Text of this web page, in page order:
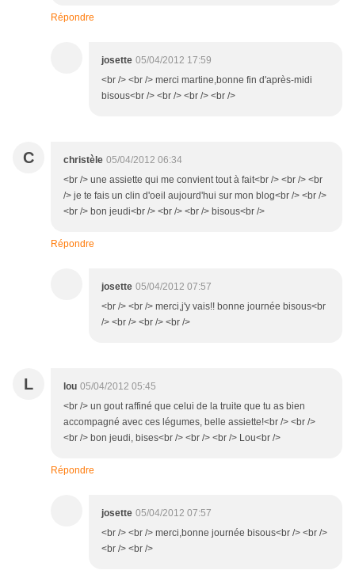
Répondre
josette 05/04/2012 17:59
<br /> <br /> merci martine,bonne fin d'après-midi
bisous<br /> <br /> <br /> <br />
C christèle 05/04/2012 06:34
<br /> une assiette qui me convient tout à fait<br /> <br /> <br
/> je te fais un clin d'oeil aujourd'hui sur mon blog<br /> <br />
<br /> bon jeudi<br /> <br /> <br /> bisous<br />
Répondre
josette 05/04/2012 07:57
<br /> <br /> merci,j'y vais!! bonne journée bisous<br
/> <br /> <br /> <br />
L lou 05/04/2012 05:45
<br /> un gout raffiné que celui de la truite que tu as bien
accompagné avec ces légumes, belle assiette!<br /> <br />
<br /> bon jeudi, bises<br /> <br /> <br /> Lou<br />
Répondre
josette 05/04/2012 07:57
<br /> <br /> merci,bonne journée bisous<br /> <br />
<br /> <br />